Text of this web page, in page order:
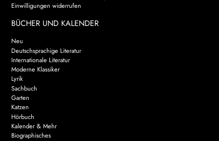
Einwilligungen widerrufen
BÜCHER UND KALENDER
Neu
Deutschsprachige Literatur
Internationale Literatur
Moderne Klassiker
Lyrik
Sachbuch
Garten
Katzen
Hörbuch
Kalender & Mehr
Biographisches